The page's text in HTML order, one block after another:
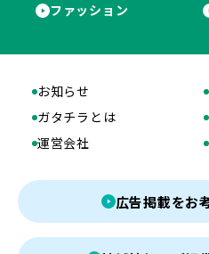
ファッション
お知らせ
ガタチラとは
運営会社
広告掲載をお